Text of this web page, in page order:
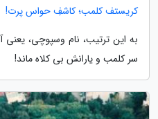
کریستف کلمب؛ کاشفِ حواس پرت!
به این ترتیب، نام وسپوچی، یعنی
سر کلمب و یارانش بی کلاه ماند!